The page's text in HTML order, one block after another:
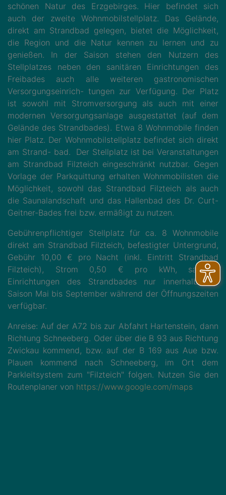
schönen Natur des Erzgebirges. Hier befindet sich
auch der zweite Wohnmobilstellplatz. Das Gelände,
direkt am Strandbad gelegen, bietet die Möglichkeit,
die Region und die Natur kennen zu lernen und zu
genießen. In der Saison stehen den Nutzern des
Stellplatzes neben den sanitären Einrichtungen des
Freibades auch alle weiteren gastronomischen
Versorgungseinrich- tungen zur Verfügung. Der Platz
ist sowohl mit Stromversorgung als auch mit einer
modernen Versorgungsanlage ausgestattet (auf dem
Gelände des Strandbades). Etwa 8 Wohnmobile finden
hier Platz. Der Wohnmobilstellplatz befindet sich direkt
am Strand- bad. Der Stellplatz ist bei Veranstaltungen
am Strandbad Filzteich eingeschränkt nutzbar. Gegen
Vorlage der Parkquittung erhalten Wohnmobilisten die
Möglichkeit, sowohl das Strandbad Filzteich als auch
die Saunalandschaft und das Hallenbad des Dr. Curt-
Geitner-Bades frei bzw. ermäßigt zu nutzen.
Gebührenpflichtiger Stellplatz für ca. 8 Wohnmobile
direkt am Strandbad Filzteich, befestigter Untergrund,
Gebühr 10,00 € pro Nacht (inkl. Eintritt Strandbad
Filzteich), Strom 0,50 € pro kWh, sanitäre
Einrichtungen des Strandbades nur innerhalb der
Saison Mai bis September während der Öffnungszeiten
verfügbar.
Anreise: Auf der A72 bis zur Abfahrt Hartenstein, dann
Richtung Schneeberg. Oder über die B 93 aus Richtung
Zwickau kommend, bzw. auf der B 169 aus Aue bzw.
Plauen kommend nach Schneeberg, im Ort dem
Parkleitsystem zum "Filzteich" folgen. Nutzen Sie den
Routenplaner von https://www.google.com/maps